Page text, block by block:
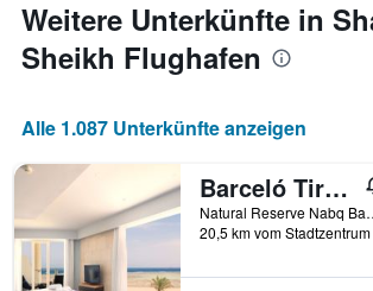
Weitere Unterkünfte in
Sheikh Flughafen
Alle 1.087 Unterkünfte anzeigen
Barceló Tiran Sharm
Natural Reserve
20,5 km vom Stadtzentrum